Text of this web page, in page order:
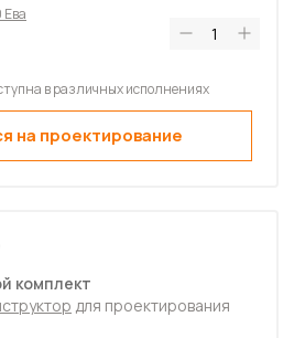
Ева
Ева
в различных исполнениях
на проектирование
комплект
для проектирования